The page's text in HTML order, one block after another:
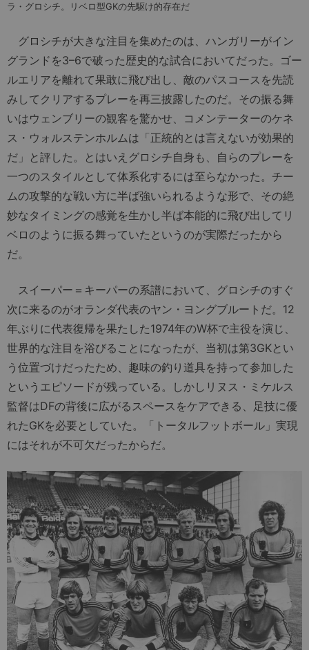
ラ・グロシチ。リベロ型GKの先駆け的存在だ
グロシチが大きな注目を集めたのは、ハンガリーがイン
グランドを3–6で破った歴史的な試合においてだった。ゴー
ルエリアを離れて果敢に飛び出し、敵のパスコースを先読
みしてクリアするプレーを再三披露したのだ。その振る舞
いはウェンブリーの観客を驚かせ、コメンテーターのケネ
ス・ウォルステンホルムは「正統的とは言えないが効果的
だ」と評した。とはいえグロシチ自身も、自らのプレーを
一つのスタイルとして体系化するには至らなかった。チー
ムの攻撃的な戦い方に半ば強いられるような形で、その絶
妙なタイミングの感覚を生かし半ば本能的に飛び出してリ
ベロのように振る舞っていたというのが実際だったから
だ。
スイーパー＝キーパーの系譜において、グロシチのすぐ
次に来るのがオランダ代表のヤン・ヨングブルートだ。12
年ぶりに代表復帰を果たした1974年のW杯で主役を演じ、
世界的な注目を浴びることになったが、当初は第3GKとい
う位置づけだったため、趣味の釣り道具を持って参加した
というエピソードが残っている。しかしリヌス・ミケルス
監督はDFの背後に広がるスペースをケアできる、足技に優
れたGKを必要としていた。「トータルフットボール」実現
にはそれが不可欠だったからだ。